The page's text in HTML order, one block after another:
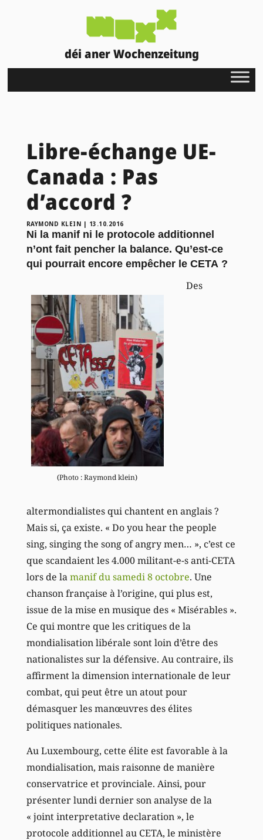
déi aner Wochenzeitung
Libre-échange UE-
Canada : Pas
d’accord ?
RAYMOND KLEIN | 13.10.2016
Ni la manif ni le protocole additionnel
n’ont fait pencher la balance. Qu’est-ce
qui pourrait encore empêcher le CETA ?
(Photo : Raymond klein)
Des
altermondialistes qui chantent en anglais ?
Mais si, ça existe. « Do you hear the people
sing, singing the song of angry men… », c’est ce
que scandaient les 4.000 militant-e-s anti-CETA
lors de lamanif du samedi 8 octobre. Une
chanson française à l’origine, qui plus est,
issue de la mise en musique des « Misérables ».
Ce qui montre que les critiques de la
mondialisation libérale sont loin d’être des
nationalistes sur la défensive. Au contraire, ils
affirment la dimension internationale de leur
combat, qui peut être un atout pour
démasquer les manœuvres des élites
politiques nationales.
Au Luxembourg, cette élite est favorable à la
mondialisation, mais raisonne de manière
conservatrice et provinciale. Ainsi, pour
présenter lundi dernier son analyse de la
« joint interpretative declaration », le
protocole additionnel au CETA, le ministère